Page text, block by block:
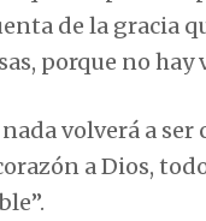
de la gracia
porque no
volverá a
a Dios,